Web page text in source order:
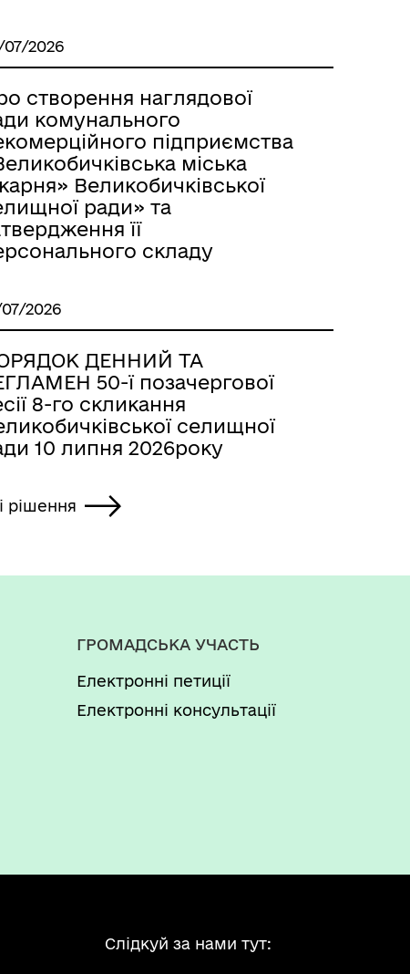
07/2026
створення наглядової
комунального
підприємства
міська
Великобичківської
ради» та
її
складу
2026
ДЕННИЙ ТА
50-ї позачергової
8-го скликання
селищної
10 липня 2026року
рішення
ГРОМАДСЬКА УЧАСТЬ
Електронні петиції
Електронні консультації
Слідкуй за нами тут: